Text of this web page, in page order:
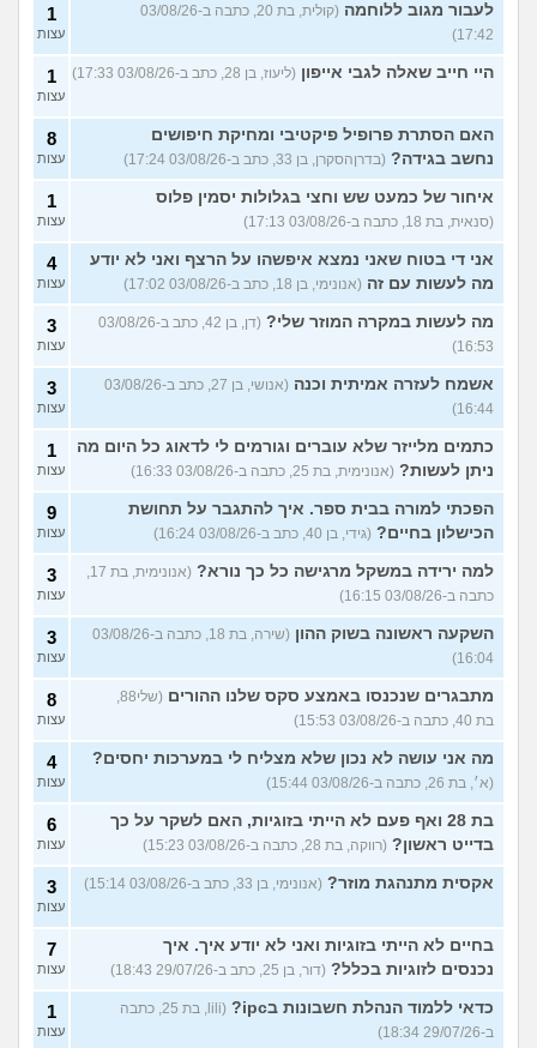
לעבור מגוב ללוחמה
(קולית, בת 20, כתבה ב-03/08/26
17:42)
1
עצות
היי חייב שאלה לגבי אייפון (ליעוז, בן 28, כתב ב-03/08/26 17:33) 1
עצות
האם הסתרת פרופיל פיקטיבי ומחיקת חיפושים
נחשב בגידה? (בדרןהסקרן, בן 33, כתב ב-03/08/26 17:24)
8
עצות
איחור של כמעט שש וחצי בגלולות יסמין פלוס
(סנאית, בת 18, כתבה ב-03/08/26 17:13)
1
עצות
אני די בטוח שאני נמצא איפשהו על הרצף ואני לא יודע
מה לעשות עם זה (אנונימי, בן 18, כתב ב-03/08/26 17:02)
4
עצות
מה לעשות במקרה המוזר שלי?
(דן, בן 42, כתב ב-03/08/26
16:53)
3
עצות
אשמח לעזרה אמיתית וכנה
(אנושי, בן 27, כתב ב-03/08/26
16:44)
3
עצות
כתמים מלייזר שלא עוברים וגורמים לי לדאוג כל היום מה
ניתן לעשות? (אנונימית, בת 25, כתבה ב-03/08/26 16:33)
1
עצות
הפכתי למורה בבית ספר. איך להתגבר על תחושת
הכישלון בחיים? (גידי, בן 40, כתב ב-03/08/26 16:24)
9
עצות
למה ירידה במשקל מרגישה כל כך נורא?
(אנונימית, בת 17,
כתבה ב-03/08/26 16:15)
3
עצות
השקעה ראשונה בשוק ההון
(שירה, בת 18, כתבה ב-03/08/26
16:04)
3
עצות
מתבגרים שנכנסו באמצע סקס שלנו ההורים
(שלי88,
בת 40, כתבה ב-03/08/26 15:53)
8
עצות
מה אני עושה לא נכון שלא מצליח לי במערכות יחסים?
(א׳, בת 26, כתבה ב-03/08/26 15:44)
4
עצות
בת 28 ואף פעם לא הייתי בזוגיות, האם לשקר על כך
בדייט ראשון? (רווקה, בת 28, כתבה ב-03/08/26 15:23)
6
עצות
אקסית מתנהגת מוזר? (אנונימי, בן 33, כתב ב-03/08/26 15:14) 3
עצות
בחיים לא הייתי בזוגיות ואני לא יודע איך. איך
נכנסים לזוגיות בכלל? (דור, בן 25, כתב ב-29/07/26 18:43)
7
עצות
כדאי ללמוד הנהלת חשבונות בipc?
(lili, בת 25, כתבה
ב-29/07/26 18:34)
1
עצות